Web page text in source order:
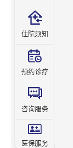
住院须知
预约诊疗
咨询服务
医保服务